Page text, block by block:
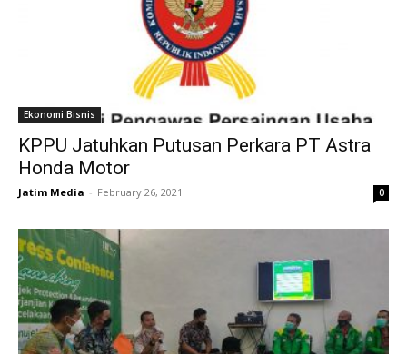
Ekonomi Bisnis
KPPU Jatuhkan Putusan Perkara PT Astra
Honda Motor
Jatim Media - February 26, 2021 0